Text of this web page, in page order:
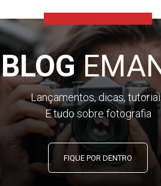
BLOG
Lançamentos, dicas,
E tudo sobre fotografia
FIQUE POR DENTRO